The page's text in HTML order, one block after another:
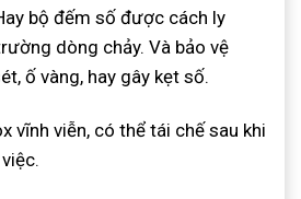
bộ đếm số được cách ly
dòng chảy. Và bảo vệ
ố vàng, hay gây kẹt số.
vĩnh viễn, có thể tái chế sau khi
.